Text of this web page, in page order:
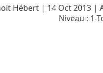
Hébert | 14 Oct 2013 |
Niveau : 1-